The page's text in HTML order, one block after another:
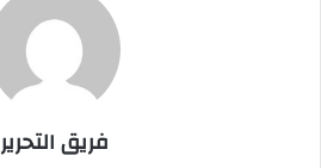
فريق التحرير